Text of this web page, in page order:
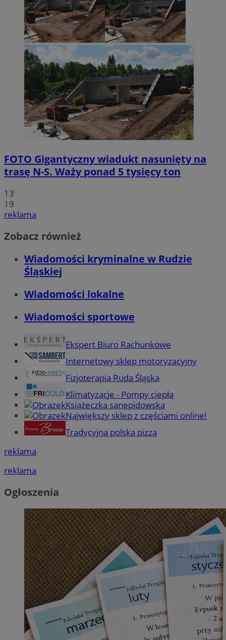
FOTO Gigantyczny wiadukt nasunięty na
trasę N-S. Waży ponad 5 tysięcy ton
13
19
reklama
Zobacz również
Wiadomości kryminalne w Rudzie
Śląskiej
Wiadomości lokalne
Wiadomości sportowe
Ekspert Biuro Rachunkowe
Internetowy sklep motoryzacyjny
Fizjoterapia Ruda Śląska
Klimatyzacje - Pompy ciepła
Książeczka sanepidowska
Największy sklep z częściami online!
Tradycyjna polska pizza
reklama
reklama
Ogłoszenia